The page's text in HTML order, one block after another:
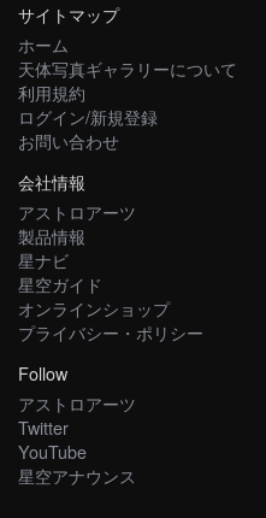
サイトマップ
ホーム
天体写真ギャラリーについて
利用規約
ログイン/新規登録
お問い合わせ
会社情報
アストロアーツ
製品情報
星ナビ
星空ガイド
オンラインショップ
プライバシー・ポリシー
Follow
アストロアーツ
Twitter
YouTube
星空アナウンス